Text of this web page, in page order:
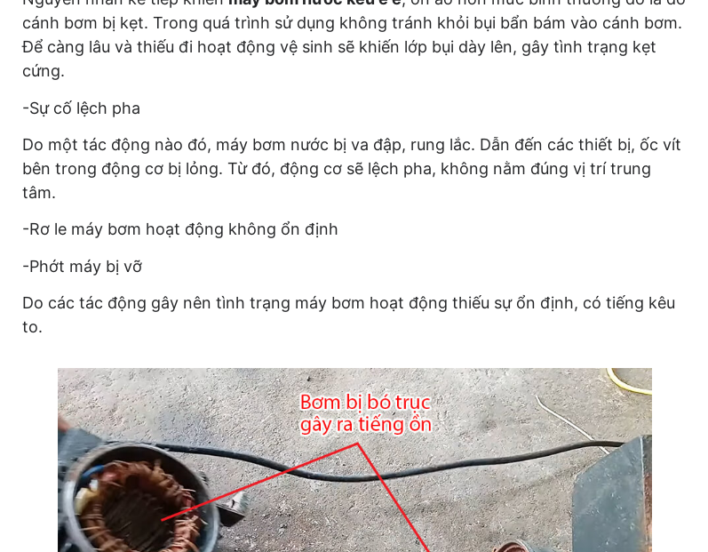
cánh bơm bị kẹt. Trong quá trình sử dụng không tránh khỏi bụi bẩn bám vào cánh bơm.
Để càng lâu và thiếu đi hoạt động vệ sinh sẽ khiến lớp bụi dày lên, gây tình trạng kẹt
cứng.
-Sự cố lệch pha
Do một tác động nào đó, máy bơm nước bị va đập, rung lắc. Dẫn đến các thiết bị, ốc vít
bên trong động cơ bị lỏng. Từ đó, động cơ sẽ lệch pha, không nằm đúng vị trí trung
tâm.
-Rơ le máy bơm hoạt động không ổn định
-Phớt máy bị vỡ
Do các tác động gây nên tình trạng máy bơm hoạt động thiếu sự ổn định, có tiếng kêu
to.